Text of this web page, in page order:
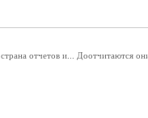
страна отчетов и... Доотчитаются